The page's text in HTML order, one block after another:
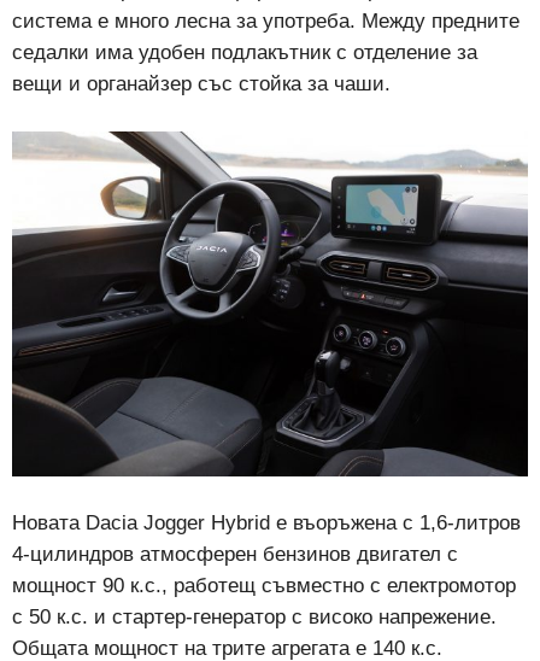
система е много лесна за употреба. Между предните
седалки има удобен подлакътник с отделение за
вещи и органайзер със стойка за чаши.
Новата Dacia Jogger Hybrid е въоръжена с 1,6-литров
4-цилиндров атмосферен бензинов двигател с
мощност 90 к.с., работещ съвместно с електромотор
с 50 к.с. и стартер-генератор с високо напрежение.
Общата мощност на трите агрегата е 140 к.с.